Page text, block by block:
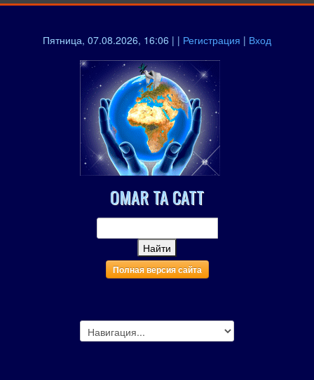
Пятница, 07.08.2026, 16:06 | | Регистрация | Вход
OMAR TA CATT
Полная версия сайта